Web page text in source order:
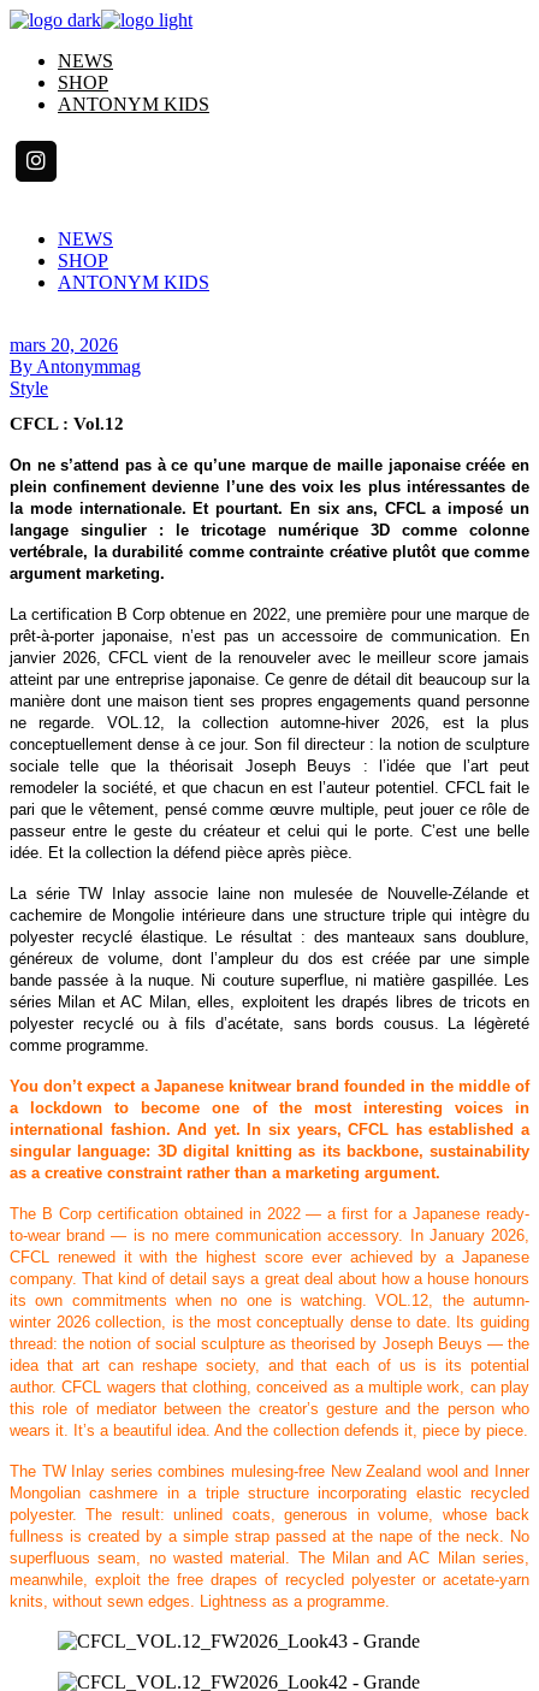
Skip
content
NEWS
SHOP
ANTONYM KIDS
NEWS
SHOP
ANTONYM KIDS
mars 20, 2026
By Antonymmag
Style
CFCL : Vol.12
On ne s’attend pas à ce qu’une marque de maille japonaise créée en
plein confinement devienne l’une des voix les plus intéressantes de
la mode internationale. Et pourtant. En six ans, CFCL a imposé un
langage singulier : le
tricotage numérique 3D comme colonne
vertébrale, la durabilité comme contrainte créative plutôt que comme
argument marketing.
La certification B Corp obtenue en 2022, une première pour une marque de
prêt-à-porter japonaise, n’est pas un accessoire de communication. En
janvier 2026, CFCL vient de la renouveler avec le meilleur score jamais
atteint par une entreprise japonaise. Ce genre de détail dit beaucoup sur la
manière dont une maison tient ses propres engagements quand personne
ne regarde. VOL.12, la collection automne-hiver 2026, est la plus
conceptuellement dense à ce jour. Son fil directeur : la notion de sculpture
sociale
telle que la théorisait Joseph Beuys : l’idée que l’art peut
remodeler la société, et que chacun en est l’auteur potentiel. CFCL fait le
pari que le vêtement, pensé comme œuvre multiple, peut jouer ce rôle de
passeur entre le geste du créateur et celui qui le porte. C’est une belle
idée. Et la collection la défend pièce après pièce.
La série TW Inlay associe laine non mulesée de Nouvelle-Zélande et
cachemire de Mongolie intérieure dans une structure triple qui intègre du
polyester recyclé élastique. Le résultat : des manteaux sans doublure,
généreux de volume, dont l’ampleur du dos est créée par une simple
bande passée à la nuque. Ni couture superflue, ni matière gaspillée. Les
séries Milan et AC Milan, elles, exploitent les drapés libres de tricots en
polyester recyclé ou à fils d’acétate, sans bords cousus. La légèreté
comme programme.
You don’t expect a Japanese knitwear brand founded in the middle of
a lockdown to become one of the most interesting voices in
international fashion. And yet. In six years, CFCL has established a
singular language: 3D digital knitting as its backbone, sustainability
as a creative constraint rather than a marketing argument.
The B Corp certification obtained in 2022 — a first for a Japanese ready-
to-wear brand — is no mere communication accessory. In January 2026,
CFCL renewed it with the highest score ever achieved by a Japanese
company. That kind of detail says a great deal about how a house honours
its own commitments when no one is watching. VOL.12, the autumn-
winter 2026 collection, is the most conceptually dense to date. Its guiding
thread: the notion of social sculpture as theorised by Joseph Beuys — the
idea that art can reshape society, and that each of us is its potential
author. CFCL wagers that clothing, conceived as a multiple work, can play
this role of mediator between the creator’s gesture and the person who
wears it. It’s a beautiful idea. And the collection defends it, piece by piece.
The TW Inlay series combines mulesing-free New Zealand wool and Inner
Mongolian cashmere in a triple structure incorporating elastic recycled
polyester. The result: unlined coats, generous in volume, whose back
fullness is created by a simple strap passed at the nape of the neck. No
superfluous seam, no wasted material. The Milan and AC Milan series,
meanwhile, exploit the free drapes of recycled polyester or acetate-yarn
knits, without sewn edges. Lightness as a programme.